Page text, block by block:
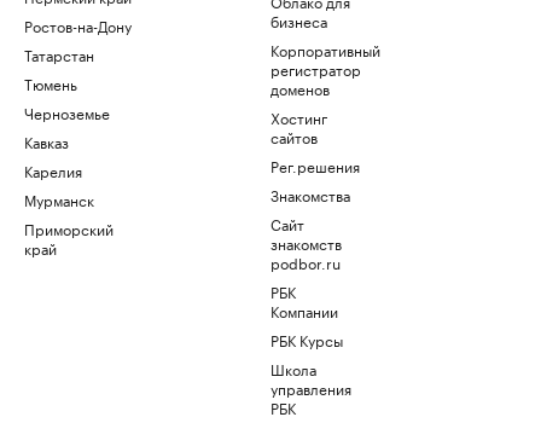
Ростов-на-Дону
Татарстан
Тюмень
Черноземье
Кавказ
Карелия
Мурманск
Приморский
край
бизнеса
Корпоративный
регистратор
доменов
Хостинг
сайтов
Рег.решения
Знакомства
Сайт
знакомств
podbor.ru
РБК
Компании
РБК Курсы
Школа
управления
РБК